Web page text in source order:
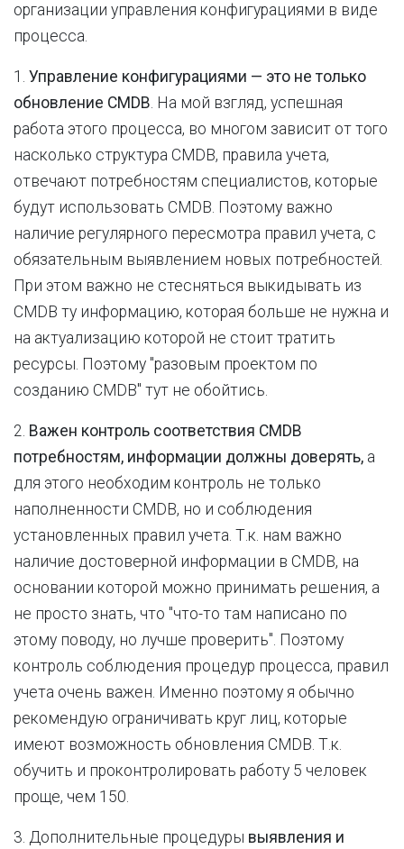
организации управления конфигурациями в виде
процесса.
1. Управление конфигурациями — это не только
обновление CMDB. На мой взгляд, успешная
работа этого процесса, во многом зависит от того
насколько структура CMDB, правила учета,
отвечают потребностям специалистов, которые
будут использовать CMDB. Поэтому важно
наличие регулярного пересмотра правил учета, с
обязательным выявлением новых потребностей.
При этом важно не стесняться выкидывать из
CMDB ту информацию, которая больше не нужна и
на актуализацию которой не стоит тратить
ресурсы. Поэтому "разовым проектом по
созданию CMDB" тут не обойтись.
2. Важен контроль соответствия CMDB
потребностям, информации должны доверять, а
для этого необходим контроль не только
наполненности CMDВ, но и соблюдения
установленных правил учета. Т.к. нам важно
наличие достоверной информации в CMDB, на
основании которой можно принимать решения, а
не просто знать, что "что-то там написано по
этому поводу, но лучше проверить". Поэтому
контроль соблюдения процедур процесса, правил
учета очень важен. Именно поэтому я обычно
рекомендую ограничивать круг лиц, которые
имеют возможность обновления CMDB. Т.к.
обучить и проконтролировать работу 5 человек
проще, чем 150.
3. Дополнительные процедуры выявления и